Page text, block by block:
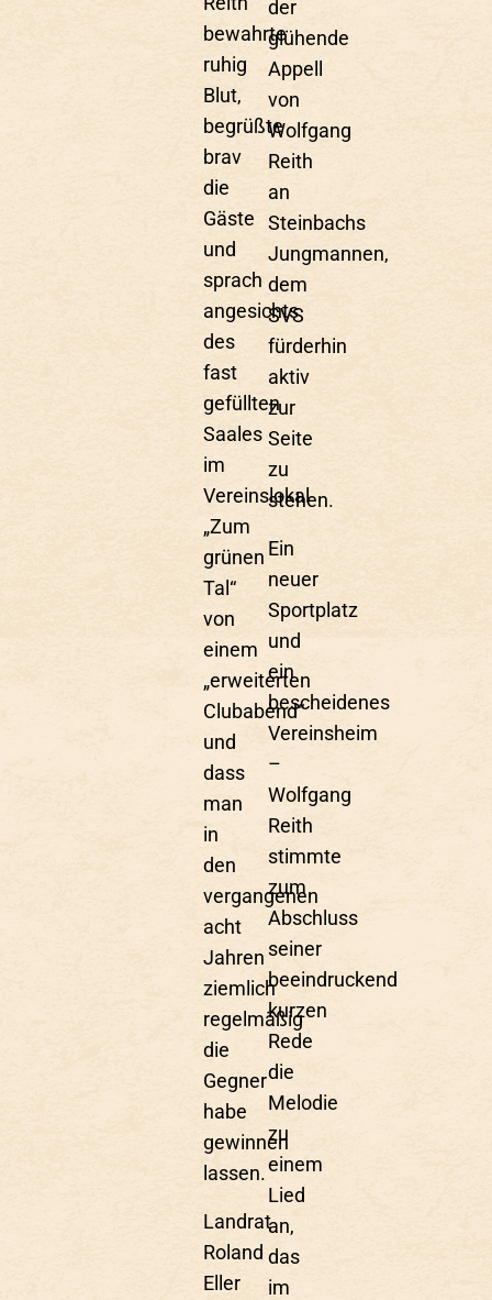
bewahrte
ruhig
Blut,
begrüßte
brav
die
Gäste
und
sprach
angesichts
des
fast
gefüllten
Saales
im
Vereinslokal
„Zum
grünen
Tal“
von
einem
„erweiterten
Clubabend“
und
dass
man
in
den
vergangenen
acht
Jahren
ziemlich
regelmäßig
die
Gegner
habe
gewinnen
lassen.
Landrat
Roland
Eller
der
glühende
Appell
von
Wolfgang
Reith
an
Steinbachs
Jungmannen,
dem
SVS
fürderhin
aktiv
zur
Seite
zu
stehen.
Ein
neuer
Sportplatz
und
ein
bescheidenes
Vereinsheim
–
Wolfgang
Reith
stimmte
zum
Abschluss
seiner
beeindruckend
kurzen
Rede
die
Melodie
zu
einem
Lied
an,
das
im